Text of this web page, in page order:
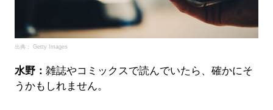
出典： Getty Images
水野： 雑誌やコミックスで読んでいたら、確かにそ
うかもしれません。